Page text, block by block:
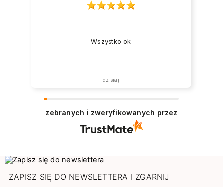
Wszystko ok
dzisiaj
zebranych i zweryfikowanych przez
ZAPISZ SIĘ DO NEWSLETTERA I ZGARNIJ